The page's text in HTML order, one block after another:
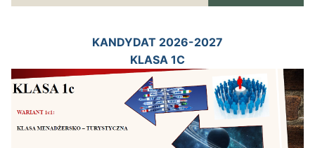
KANDYDAT 2026-2027
KLASA 1C